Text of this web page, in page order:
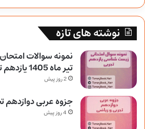
نوشته های تازه
نمونه سوالات
تیر ماه 1405 یازدهم تجربی
2 روز پیش
جزوه عربی دوازدهم
4 روز پیش